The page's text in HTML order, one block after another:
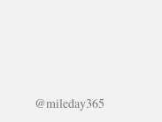
@mileday365